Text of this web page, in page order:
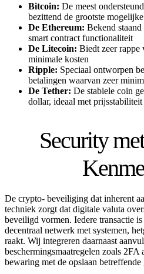
Bitcoin: De meest
bezittend de grootste
De Ethereum: Bekend
smart contract functionaliteit
De Litecoin: Biedt zeer rappe
minimale kosten
Ripple: Speciaal ontworpen
betalingen waarvan zeer
De Tether: De stabiele coin
dollar, ideaal met prijsstabiliteit
Security
De crypto- beveiliging dat inherent
techniek zorgt dat digitale valuta
beveiligd vormen. Iedere transactie
decentraal netwerk met systemen,
raakt. Wij integreren daarnaast
beschermingsmaatregelen zoals
bewaring met de opslaan betreffende